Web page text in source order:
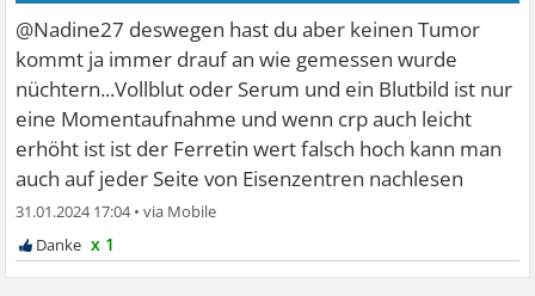
@Nadine27 deswegen hast du aber keinen Tumor
kommt ja immer drauf an wie gemessen wurde
nüchtern...Vollblut oder Serum und ein Blutbild ist nur
eine Momentaufnahme und wenn crp auch leicht
erhöht ist ist der Ferretin wert falsch hoch kann man
auch auf jeder Seite von Eisenzentren nachlesen
31.01.2024 17:04•
x 1